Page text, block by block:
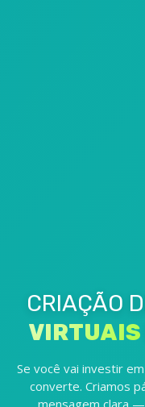
CRIAÇÃO
VIRTUAIS
Se você vai investir
converte. Criamos
mensagem clara